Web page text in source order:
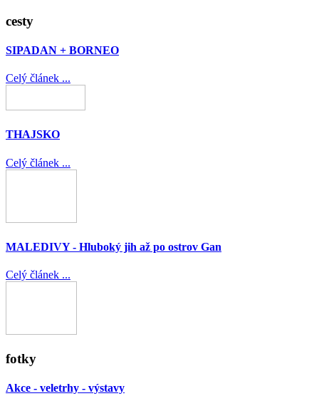
cesty
SIPADAN + BORNEO
Celý článek ...
THAJSKO
Celý článek ...
MALEDIVY - Hluboký jih až po ostrov Gan
Celý článek ...
fotky
Akce - veletrhy - výstavy